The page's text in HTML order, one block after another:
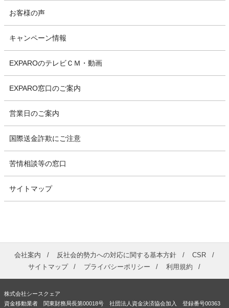
お客様の声
キャンペーン情報
EXPAROのテレビＣＭ・動画
EXPARO窓口のご案内
営業日のご案内
国際送金詐欺にご注意
苦情相談等の窓口
サイトマップ
会社案内 反社会的勢力への対応に関する基本方針
CSR
サイトマップ
プライバシーポリシー 利用規約
株式会社シースクェア
資金移動業者 関東財務局長第00018号 社団法人資金決済協会加入 登録番号00363